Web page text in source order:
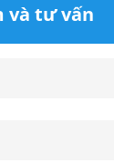
và tư vấn